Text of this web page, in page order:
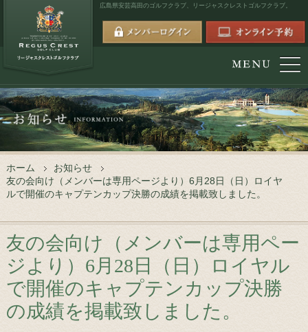
広島県安芸高田のゴルフクラブ、 リージャスクレストゴルフクラブ。
ホーム
お知らせ
友の会向け（メンバーは専用ページより）6月28日（日）ロイヤ
ルで開催のキャプテンカップ決勝の成績を掲載致しました。
友の会向け（メンバーは専用ペー
ジより）6月28日（日）ロイヤル
で開催のキャプテンカップ決勝
の成績を掲載致しました。